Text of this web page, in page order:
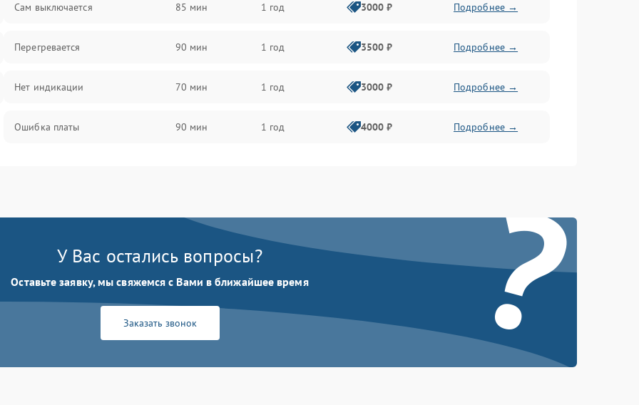
Сам выключается 85 мин 1 год 3000 ₽ Подробнее →
Перегревается 90 мин 1 год 3500 ₽ Подробнее →
Нет индикации 70 мин 1 год 3000 ₽ Подробнее →
Ошибка платы 90 мин 1 год 4000 ₽ Подробнее →
?
У Вас остались вопросы?
Оставьте заявку, мы свяжемся с Вами в ближайшее время
Заказать звонок